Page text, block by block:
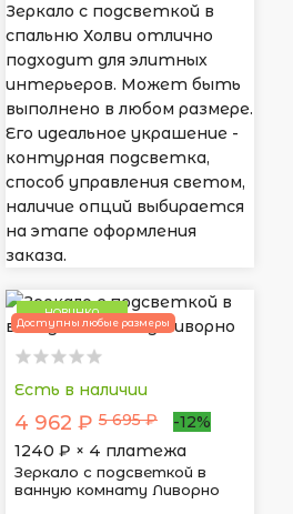
Зеркало с подсветкой в
спальню Холви отлично
подходит для элитных
интерьеров. Может быть
выполнено в любом размере.
Его идеальное украшение -
контурная подсветка,
способ управления светом,
наличие опций выбирается
на этапе оформления
заказа.
НОВИНКА
Доступны любые размеры
Есть в наличии
4 962 ₽ 5 695 ₽
-12%
1240 ₽ × 4 платежа
Зеркало с подсветкой в
ванную комнату Ливорно